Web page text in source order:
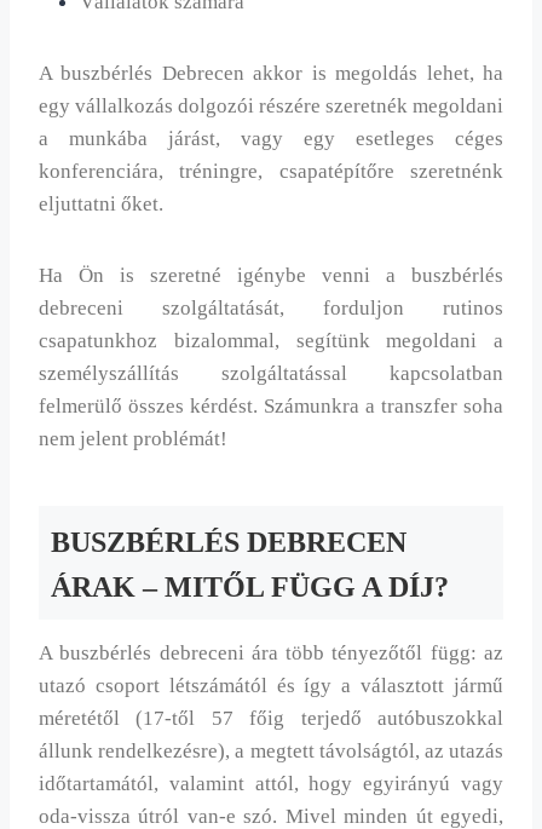
A buszbérlés Debrecen akkor is megoldás lehet, ha
egy vállalkozás dolgozói részére szeretnék megoldani
a munkába járást, vagy egy esetleges céges
konferenciára, tréningre, csapatépítőre szeretnénk
eljuttatni őket.
Ha Ön is szeretné igénybe venni a buszbérlés
debreceni szolgáltatását, forduljon rutinos
csapatunkhoz bizalommal, segítünk megoldani a
személyszállítás szolgáltatással kapcsolatban
felmerülő összes kérdést. Számunkra a transzfer soha
nem jelent problémát!
BUSZBÉRLÉS DEBRECEN
ÁRAK – MITŐL FÜGG A DÍJ?
A buszbérlés debreceni ára több tényezőtől függ: az
utazó csoport létszámától és így a választott jármű
méretétől (17-től 57 főig terjedő autóbuszokkal
állunk rendelkezésre), a megtett távolságtól, az utazás
időtartamától, valamint attól, hogy egyirányú vagy
oda-vissza útról van-e szó. Mivel minden út egyedi,